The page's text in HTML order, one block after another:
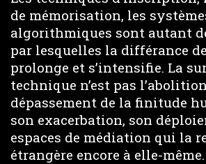
de mémorisation, les
algorithmiques sont autant
par lesquelles la différance
prolonge et s’intensifie. La
technique n’est pas
dépassement de la finitude
son exacerbation, son
espaces de médiation qui la
étrangère encore à elle-même.